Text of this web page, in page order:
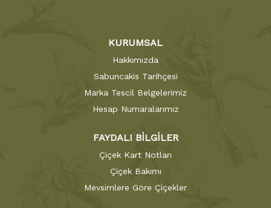
KURUMSAL
Hakkımızda
Sabuncakis Tarihçesi
Marka Tescil Belgelerimiz
Hesap Numaralarımız
FAYDALI BİLGİLER
Çiçek Kart Notları
Çiçek Bakımı
Mevsimlere Göre Çiçekler